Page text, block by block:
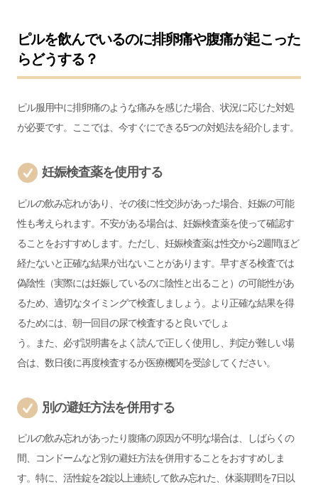
ピルを飲んでいるのに排卵痛や腹痛が起こった
らどうする？
ピル服用中に排卵痛のような痛みを感じた場合、状況に応じた対処
が必要です。ここでは、今すぐにできる5つの対処法を紹介します。
妊娠検査薬を使用する
ピルの飲み忘れがあり、その後に性交渉があった場合、妊娠の可能
性も考えられます。不安がある場合は、妊娠検査薬を使って確認す
ることをおすすめします。ただし、妊娠検査薬は性交から2週間ほど
経たないと正確な結果が出ないことがあります。早すぎる検査では
偽陰性（実際には妊娠しているのに陰性と出ること）の可能性があ
るため、適切なタイミングで検査しましょう。より正確な結果を得
るためには、朝一回目の尿で検査すると良いでしょ
う。また、必ず説明書をよく読んで正しく使用し、判定が難しい場
合は、数日後に再度検査するか医療機関を受診してください。
別の避妊方法を併用する
ピルの飲み忘れがあったり腹痛の原因が不明な場合は、しばらくの
間、コンドームなど別の避妊方法を併用することをおすすめしま
す。特に、活性錠を2錠以上連続して飲み忘れた、休薬期間を7日以